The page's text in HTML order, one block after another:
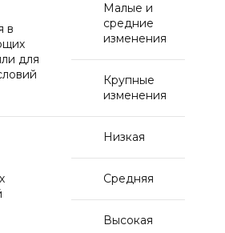
в
для
Малые и
средние
изменения
Крупные
изменения
Низкая
Средняя
Высокая